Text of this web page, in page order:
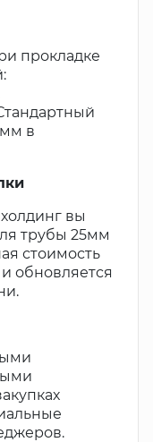
прокладке
в
вы
трубы 25мм
стоимость
обновляется